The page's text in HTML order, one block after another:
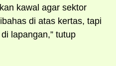
kawal agar sektor
di atas kertas, tapi
lapangan,” tutup